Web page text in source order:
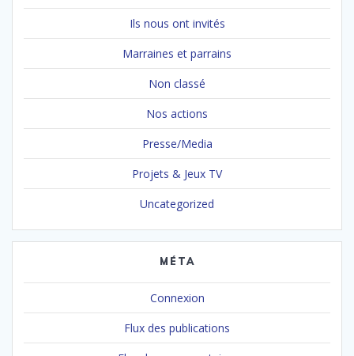
Ils nous ont invités
Marraines et parrains
Non classé
Nos actions
Presse/Media
Projets & Jeux TV
Uncategorized
MÉTA
Connexion
Flux des publications